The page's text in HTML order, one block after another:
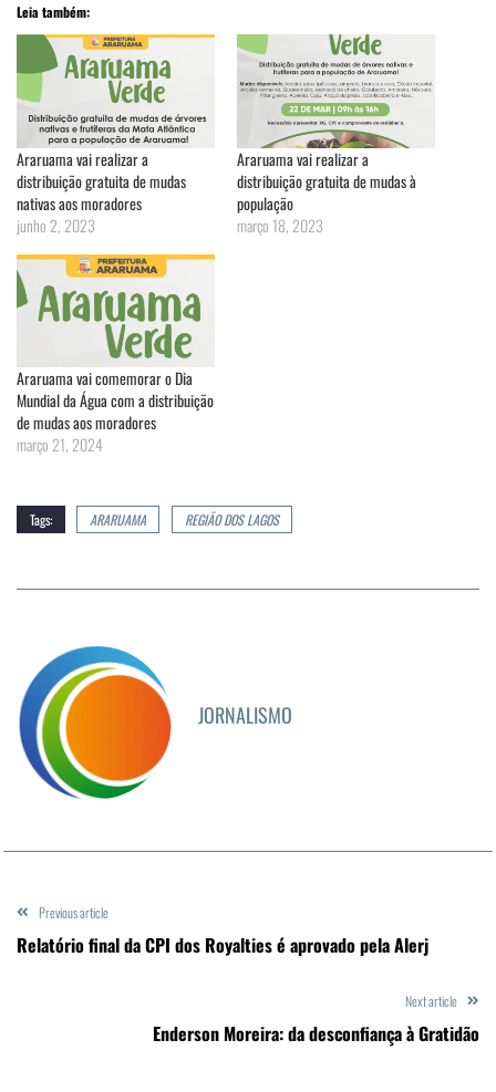
Leia também:
Araruama vai realizar a
distribuição gratuita de mudas
nativas aos moradores
junho 2, 2023
Araruama vai realizar a
distribuição gratuita de mudas à
população
março 18, 2023
Araruama vai comemorar o Dia
Mundial da Água com a distribuição
de mudas aos moradores
março 21, 2024
Tags: ARARUAMA REGIÃO DOS LAGOS
JORNALISMO
Previous article
Relatório final da CPI dos Royalties é aprovado pela Alerj
Next article
Enderson Moreira: da desconfiança à Gratidão